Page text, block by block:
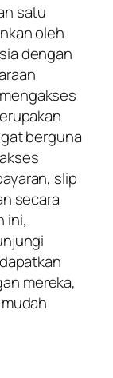
satu
oleh
dengan
berguna
slip
secara
ini,
mereka,